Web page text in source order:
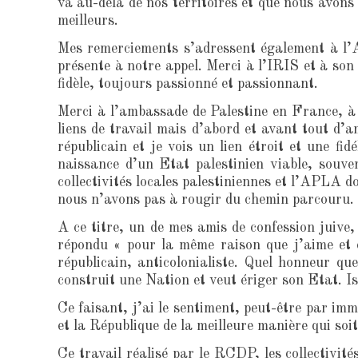
va au-delà de nos territoires et que nous
meilleurs.
Mes remerciements s’adressent également
présente à notre appel. Merci à l’IRIS et à
fidèle, toujours passionné et passionnant.
Merci à l’ambassade de Palestine en France,
liens de travail mais d’abord et avant tout
républicain et je vois un lien étroit et une
naissance d’un Etat palestinien viable,
collectivités locales palestiniennes et l’APLA
nous n’avons pas à rougir du chemin parcouru.
A ce titre, un de mes amis de confession
répondu « pour la même raison que j’aime
républicain, anticolonialiste. Quel honneur
construit une Nation et veut ériger son Etat.
Ce faisant, j’ai le sentiment, peut-être par
et la République de la meilleure manière qui
Ce travail réalisé par le RCDP, les